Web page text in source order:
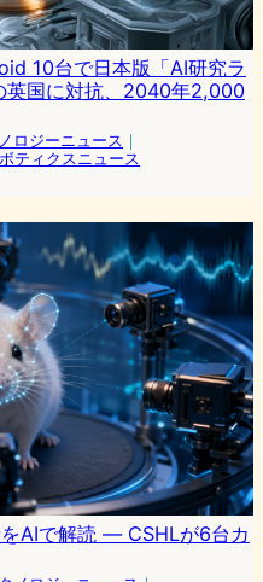
10台で日本版「AI研究ラ
国に対抗、2040年2,000
ロジーニュース ｜
ティクスニュース
AIで解読 — CSHLが6台カ